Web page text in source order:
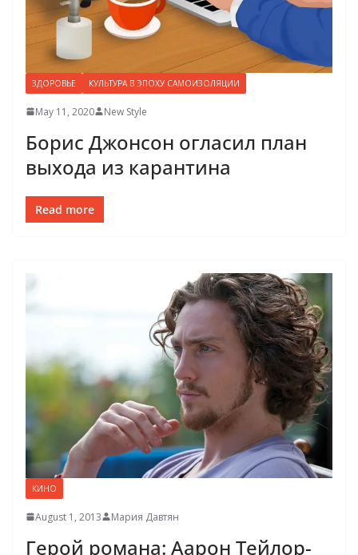
ЗДОРОВЬЕ КУЛЬТУРА В ЭПОХУ САМОИЗОЛЯЦИИ
May 11, 2020 New Style
Борис Джонсон огласил план
выхода из карантина
Read more
КИНО
August 1, 2013 Мария Давтян
Герой романа: Аарон Тейлор-